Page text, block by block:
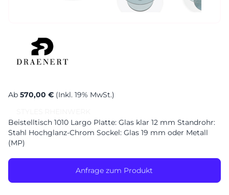
Ab 570,00 € (Inkl. 19% MwSt.)
Beistelltisch 1010 Largo Platte: Glas klar 12 mm Standrohr:
Stahl Hochglanz-Chrom Sockel: Glas 19 mm oder Metall
(MP)
Anfrage zum Produkt